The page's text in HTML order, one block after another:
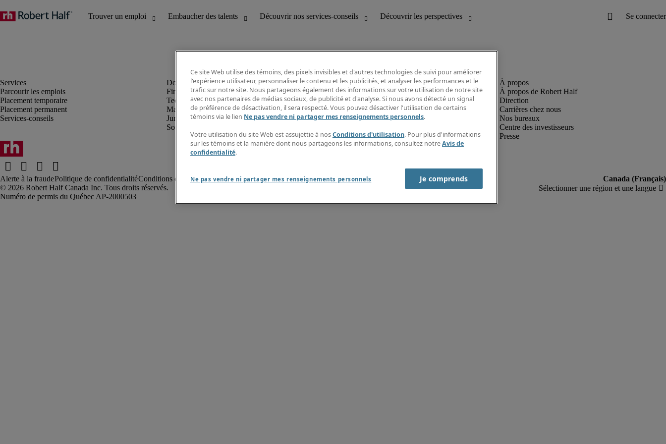
Parcourir les emplois
Placement temporaire
Placement permanent
Services-conseils
Finance et comptabilité
Technologie
Marketing et création
Juridique
Soutien administratif et à la clientèle
Découvrir les perspectives
Répertoire d’emplois
Guide salarial
Rapports de temps
Contactez-nous
À propos de Robert Half
Direction
Carrières chez nous
Nos bureaux
Centre des investisseurs
Presse
Alerte à la fraudePolitique de confidentialitéConditions d’utilisation Rapport sur l'esclavage moderne
Robert Half Canada Inc. Tous droits réservés.
Ce site Web utilise des témoins, des pixels invisibles et d'autres technologies de suivi pour améliorer
l'expérience utilisateur, personnaliser le contenu et les publicités, et analyser les performances et le
trafic sur notre site. Nous partageons également des informations sur votre utilisation de notre site
avec nos partenaires de médias sociaux, de publicité et d'analyse. Si nous avons détecté un signal
de préférence de désactivation, il sera respecté. Vous pouvez désactiver l'utilisation de certains
témoins via le lien Ne pas vendre ni partager mes renseignements personnels.
Votre utilisation du site Web est assujettie à nosConditions d'utilisation. Pour plus d'informations
sur les témoins et la manière dont nous partageons les informations, consultez notreAvis de
confidentialité.
Ne pas vendre ni partager mes renseignements personnels Je comprends